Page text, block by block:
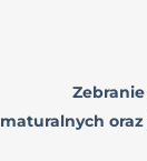
maturalnych